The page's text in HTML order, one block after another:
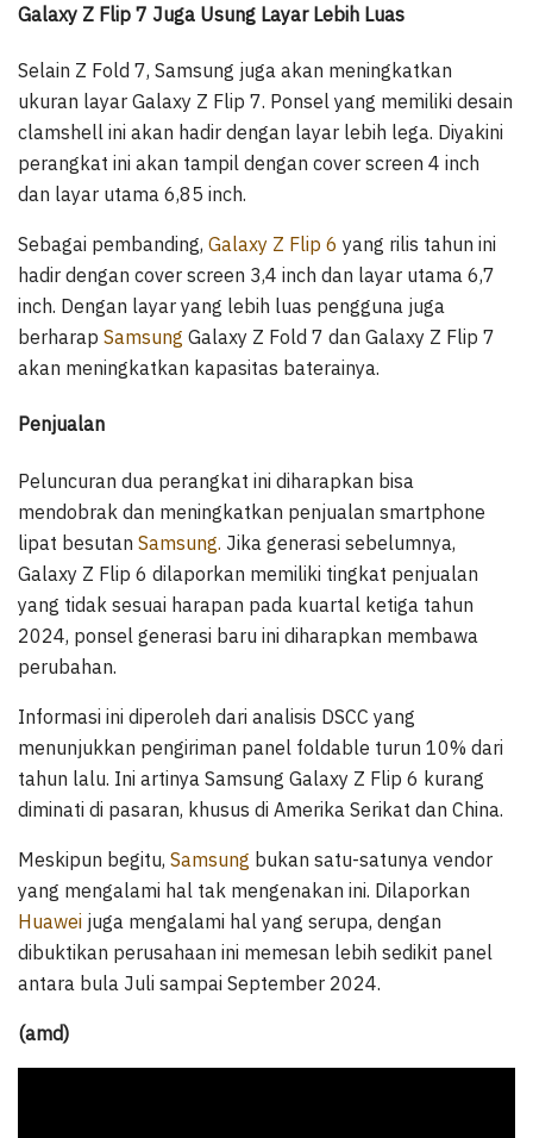
Galaxy Z Flip 7 Juga Usung Layar Lebih Luas
Selain Z Fold 7, Samsung juga akan meningkatkan
ukuran layar Galaxy Z Flip 7. Ponsel yang memiliki desain
clamshell ini akan hadir dengan layar lebih lega. Diyakini
perangkat ini akan tampil dengan cover screen 4 inch
dan layar utama 6,85 inch.
Sebagai pembanding, Galaxy Z Flip 6 yang rilis tahun ini
hadir dengan cover screen 3,4 inch dan layar utama 6,7
inch. Dengan layar yang lebih luas pengguna juga
berharap Samsung Galaxy Z Fold 7 dan Galaxy Z Flip 7
akan meningkatkan kapasitas baterainya.
Penjualan
Peluncuran dua perangkat ini diharapkan bisa
mendobrak dan meningkatkan penjualan smartphone
lipat besutan Samsung. Jika generasi sebelumnya,
Galaxy Z Flip 6 dilaporkan memiliki tingkat penjualan
yang tidak sesuai harapan pada kuartal ketiga tahun
2024, ponsel generasi baru ini diharapkan membawa
perubahan.
Informasi ini diperoleh dari analisis DSCC yang
menunjukkan pengiriman panel foldable turun 10% dari
tahun lalu. Ini artinya Samsung Galaxy Z Flip 6 kurang
diminati di pasaran, khusus di Amerika Serikat dan China.
Meskipun begitu, Samsung bukan satu-satunya vendor
yang mengalami hal tak mengenakan ini. Dilaporkan
Huawei juga mengalami hal yang serupa, dengan
dibuktikan perusahaan ini memesan lebih sedikit panel
antara bula Juli sampai September 2024.
(amd)